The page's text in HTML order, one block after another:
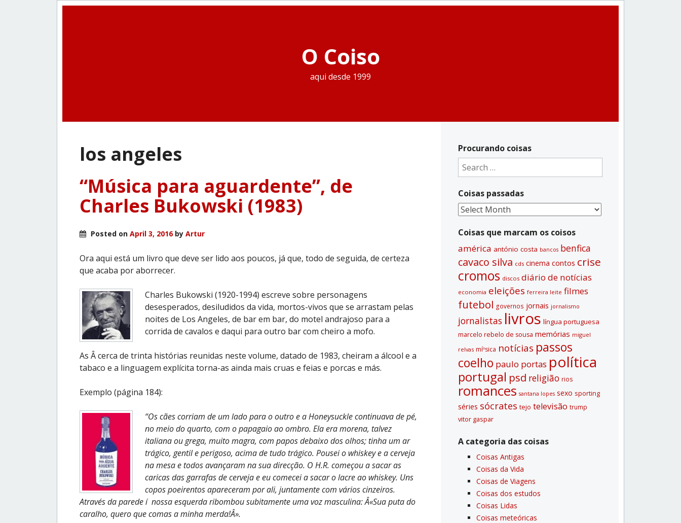
O Coiso
aqui desde 1999
los angeles
“Música para aguardente”, de
Charles Bukowski (1983)
Posted on April 3, 2016by Artur
Ora aqui está um livro que deve ser lido aos poucos, já que, todo de seguida, de certeza
que acaba por aborrecer.
Charles Bukowski (1920-1994) escreve sobre personagens
desesperados, desiludidos da vida, mortos-vivos que se arrastam pelas
noites de Los Angeles, de bar em bar, do motel andrajoso para a
corrida de cavalos e daqui para outro bar com cheiro a mofo.
As Â cerca de trinta histórias reunidas neste volume, datado de 1983, cheiram a álcool e a
tabaco e a linguagem explícita torna-as ainda mais cruas e feias e porcas e más.
Exemplo (página 184):
“Os cães corriam de um lado para o outro e a Honeysuckle continuava de pé,
no meio do quarto, com o papagaio ao ombro. Ela era morena, talvez
italiana ou grega, muito magra, com papos debaixo dos olhos; tinha um ar
trágico, gentil e perigoso, acima de tudo trágico. Pousei o whiskey e a cerveja
na mesa e todos avançaram na sua direcção. O H.R. começou a sacar as
caricas das garrafas de cerveja e eu comecei a sacar o lacre ao whiskey. Uns
copos poeirentos apareceram por ali, juntamente com vários cinzeiros.
Através da parede í nossa esquerda ribombou subitamente uma voz masculina: Â«Sua puta do
caralho, quero que comas a minha merda!Â».
Procurando coisas
Search
for:
Coisas passadas
Coisas
Coisas que marcam os coisos
américa antónio costa bancos benfica
cavaco silva cds cinema contos crise
cromos discos diário de notí­cias
economia eleições ferreira leite filmes
futebol governos jornais jornalismo
jornalistas livros lí­ngua portuguesa
marcelo rebelo de sousa memórias miguel
relvas míºsica notí­cias passos
coelho paulo portas polí­tica
portugal psd religião rios
romances santana lopes sexo sporting
séries sócrates tejo televisão trump
vitor gaspar
A categoria das coisas
Coisas Antigas
Coisas da Vida
Coisas de Viagens
Coisas dos estudos
Coisas Lidas
Coisas meteóricas